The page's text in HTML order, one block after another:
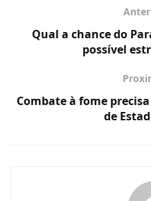
Qual a chance do
possível
Combate à fome
de